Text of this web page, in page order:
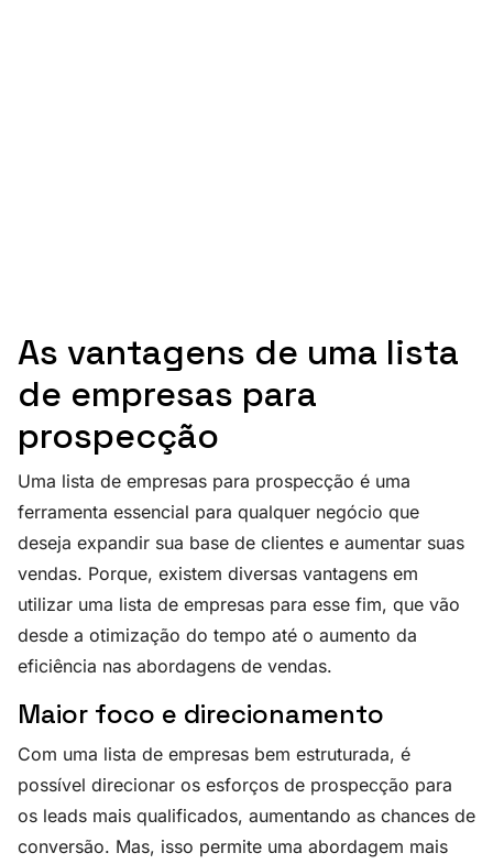
As vantagens de uma lista
de empresas para
prospecção
Uma lista de empresas para prospecção é uma
ferramenta essencial para qualquer negócio que
deseja expandir sua base de clientes e aumentar suas
vendas. Porque, existem diversas vantagens em
utilizar uma lista de empresas para esse fim, que vão
desde a otimização do tempo até o aumento da
eficiência nas abordagens de vendas.
Maior foco e direcionamento
Com uma lista de empresas bem estruturada, é
possível direcionar os esforços de prospecção para
os leads mais qualificados, aumentando as chances de
conversão. Mas, isso permite uma abordagem mais